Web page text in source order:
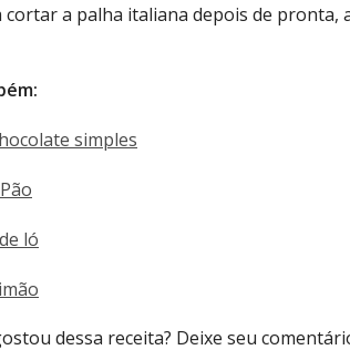
cortar a palha italiana depois de pronta,
simples
ló
dessa receita? Deixe seu